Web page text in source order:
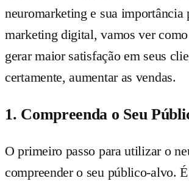
neuromarketing e sua importância
marketing digital, vamos ver
gerar maior satisfação em seus
certamente, aumentar as vendas.
1. Compreenda o Seu
O primeiro passo para utilizar o
compreender o seu público-alvo.